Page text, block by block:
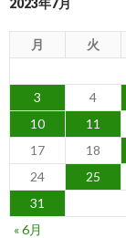
2023年7月
月 火
3
4
10
11
17
18
24
25
31
« 6月